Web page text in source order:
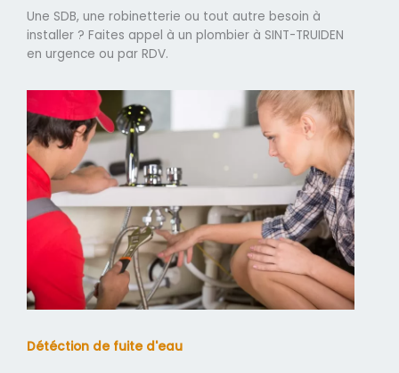
Une SDB, une robinetterie ou tout autre besoin à
installer ? Faites appel à un plombier à SINT-TRUIDEN
en urgence ou par RDV.
Détéction de fuite d'eau